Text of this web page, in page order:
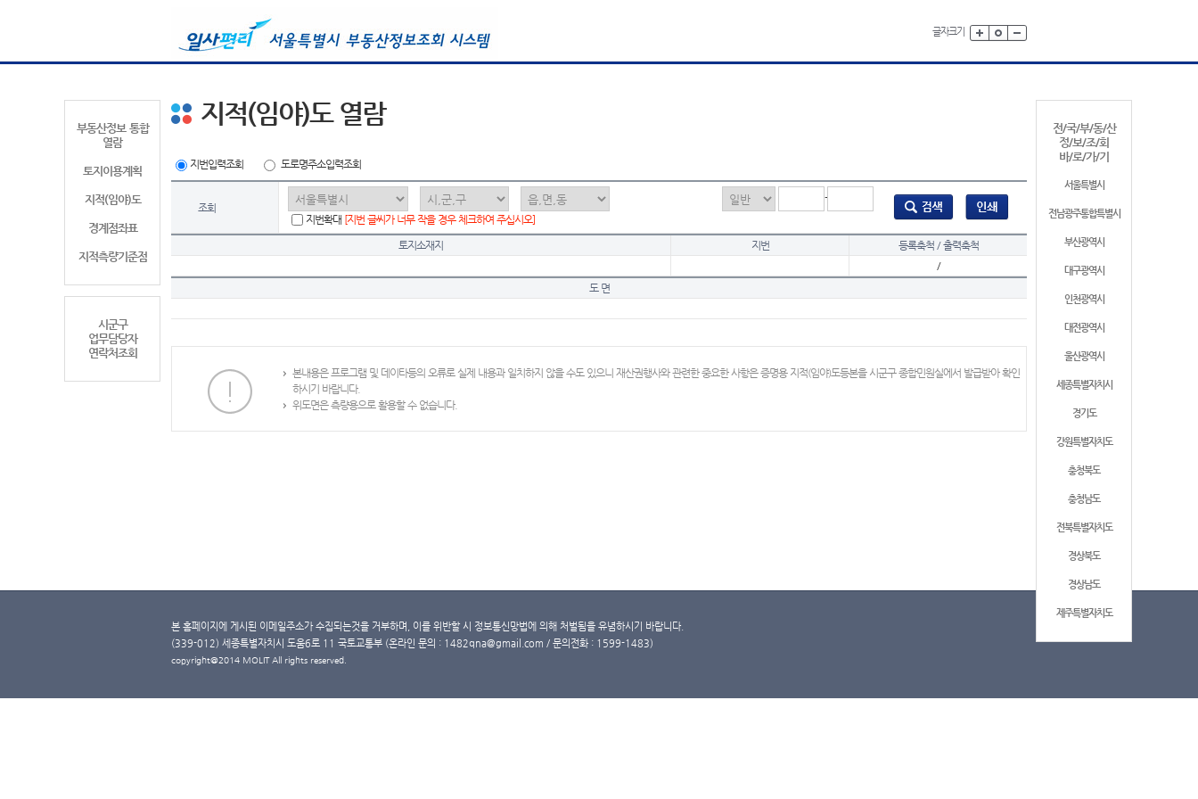
글자크기
부동산정보 통합
열람
토지이용계획
지적(임야)도
경계점좌표
지적측량기준점
시군구
업무담당자
연락처조회
전/국/부/동/산
정/보/조/회
바/로/가/기
서울특별시
전남광주통합특별시
부산광역시
대구광역시
인천광역시
대전광역시
울산광역시
세종특별자치시
경기도
강원특별자치도
충청북도
충청남도
전북특별자치도
경상북도
경상남도
제주특별자치도
지적(임야)도 열람
지번입력조회 도로명주소입력조회
조회
-
지번확대 [지번 글씨가 너무 작을 경우 체크하여 주십시오]
토지소재지 지번
등록축척 / 출력축척
/
도 면
본내용은 프로그램 및 데이타등의 오류로 실제 내용과 일치하지 않을 수도 있으니 재산권행사와 관련한 중요한 사항은 증명용 지적(임야)도등본을 시군구 종합민원실에서 발급받아 확인
하시기 바랍니다.
위도면은 측량용으로 활용할 수 없습니다.
본 홈페이지에 게시된 이메일주소가 수집되는것을 거부하며, 이를 위반할 시 정보통신망법에 의해 처벌됨을 유념하시기 바랍니다.
(339-012) 세종특별자치시 도움6로 11 국토교통부 (온라인 문의 : 1482qna@gmail.com / 문의전화 : 1599-1483)
copyright@2014 MOLIT All rights reserved.